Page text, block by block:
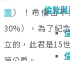
倫敦與
圖）！布倫山
30%），為了紀
立的，此君是15